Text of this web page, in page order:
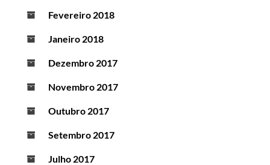
Fevereiro 2018
Janeiro 2018
Dezembro 2017
Novembro 2017
Outubro 2017
Setembro 2017
Julho 2017